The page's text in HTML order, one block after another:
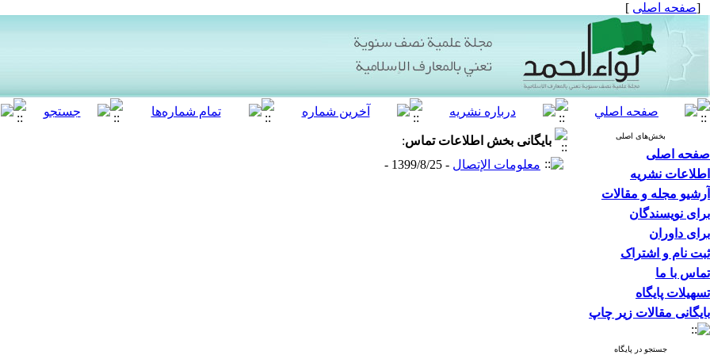
[صفحه اصلی ]
بخش‌های اصلی
صفحه اصلی
اطلاعات نشریه
آرشیو مجله و مقالات
برای نویسندگان
برای داوران
ثبت نام و اشتراک
تماس با ما
تسهیلات پایگاه
بایگانی مقالات زیر چاپ
جستجو در پایگاه
بایگانی بخش اطلاعات تماس:
معلومات الإتصال - 1399/8/25 -